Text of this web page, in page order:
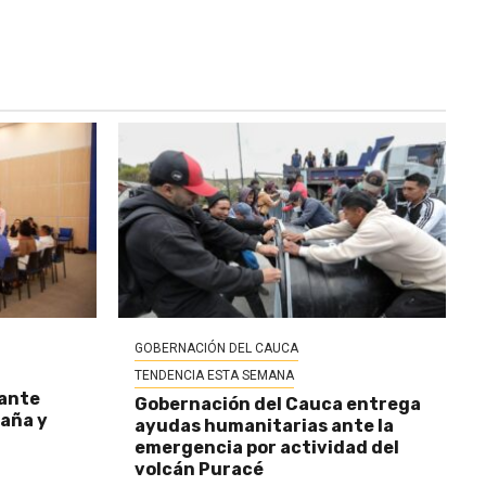
y
GOBERNACIÓN DEL CAUCA
TENDENCIA ESTA SEMANA
Gobernación del Cauca entrega
ayudas humanitarias ante la
emergencia por actividad del
volcán Puracé